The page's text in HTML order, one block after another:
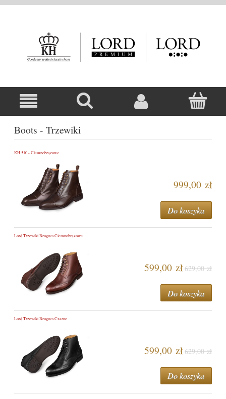
Boots - Trzewiki
KH 510 - Ciemnobrązowe
999,00 zł
Do koszyka
Lord Trzewiki Brogues Ciemnobrązowe
599,00 zł 629,00 zł
Do koszyka
Lord Trzewiki Brogues Czarne
599,00 zł 629,00 zł
Do koszyka